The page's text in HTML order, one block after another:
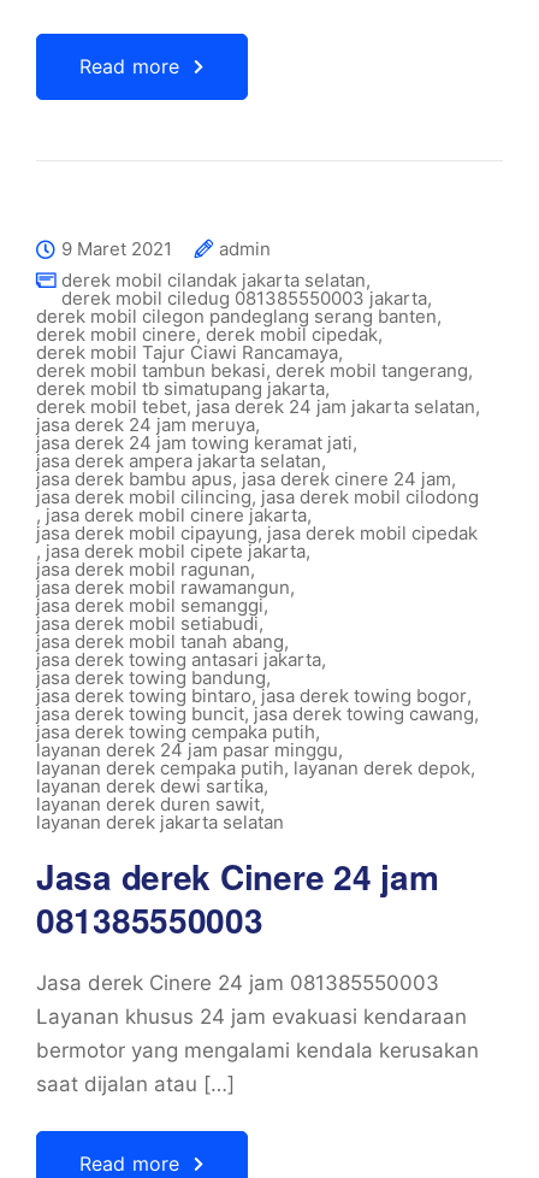
Read more
9 Maret 2021
admin
derek mobil cilandak jakarta selatan,
derek mobil ciledug 081385550003 jakarta,
derek mobil cilegon pandeglang serang banten,
derek mobil cinere, derek mobil cipedak,
derek mobil Tajur Ciawi Rancamaya,
derek mobil tambun bekasi, derek mobil tangerang,
derek mobil tb simatupang jakarta,
derek mobil tebet, jasa derek 24 jam jakarta selatan,
jasa derek 24 jam meruya,
jasa derek 24 jam towing keramat jati,
jasa derek ampera jakarta selatan,
jasa derek bambu apus, jasa derek cinere 24 jam,
jasa derek mobil cilincing, jasa derek mobil cilodong
, jasa derek mobil cinere jakarta,
jasa derek mobil cipayung, jasa derek mobil cipedak
, jasa derek mobil cipete jakarta,
jasa derek mobil ragunan,
jasa derek mobil rawamangun,
jasa derek mobil semanggi,
jasa derek mobil setiabudi,
jasa derek mobil tanah abang,
jasa derek towing antasari jakarta,
jasa derek towing bandung,
jasa derek towing bintaro,jasa derek towing bogor,
jasa derek towing buncit,jasa derek towing cawang,
jasa derek towing cempaka putih,
layanan derek 24 jam pasar minggu,
layanan derek cempaka putih, layanan derek depok,
layanan derek dewi sartika,
layanan derek duren sawit,
layanan derek jakarta selatan
Jasa derek Cinere 24 jam
081385550003
Jasa derek Cinere 24 jam 081385550003
Layanan khusus 24 jam evakuasi kendaraan
bermotor yang mengalami kendala kerusakan
saat dijalan atau […]
Read more